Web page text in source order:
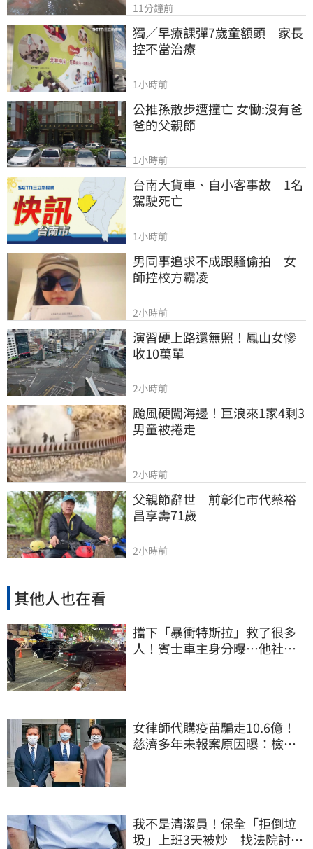
11分鐘前
獨／早療課彈7歲童額頭　家長
控不當治療
1小時前
公推孫散步遭撞亡 女慟:沒有爸
爸的父親節
1小時前
台南大貨車、自小客事故　1名
駕駛死亡
1小時前
男同事追求不成跟騷偷拍　女
師控校方霸凌
2小時前
演習硬上路還無照！鳳山女慘
收10萬單
2小時前
颱風硬闖海邊！巨浪來1家4剩3
男童被捲走
2小時前
父親節辭世　前彰化市代蔡裕
昌享壽71歲
2小時前
其他人也在看
擋下「暴衝特斯拉」救了很多
人！賓士車主身分曝…他社群
女律師代購疫苗騙走10.6億！
慈濟多年未報案原因曝：檢警
我不是清潔員！保全「拒倒垃
圾」上班3天被炒 找法院討公